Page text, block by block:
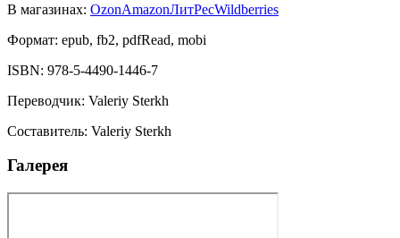
В магазинах: OzonAmazonЛитРесWildberries
Формат: epub, fb2, pdfRead, mobi
ISBN: 978-5-4490-1446-7
Переводчик: Valeriy Sterkh
Составитель: Valeriy Sterkh
Галерея